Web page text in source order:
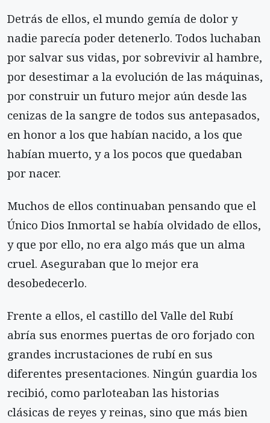
Detrás de ellos, el mundo gemía de dolor y
nadie parecía poder detenerlo. Todos luchaban
por salvar sus vidas, por sobrevivir al hambre,
por desestimar a la evolución de las máquinas,
por construir un futuro mejor aún desde las
cenizas de la sangre de todos sus antepasados,
en honor a los que habían nacido, a los que
habían muerto, y a los pocos que quedaban
por nacer.
Muchos de ellos continuaban pensando que el
Único Dios Inmortal se había olvidado de ellos,
y que por ello, no era algo más que un alma
cruel. Aseguraban que lo mejor era
desobedecerlo.
Frente a ellos, el castillo del Valle del Rubí
abría sus enormes puertas de oro forjado con
grandes incrustaciones de rubí en sus
diferentes presentaciones. Ningún guardia los
recibió, como parloteaban las historias
clásicas de reyes y reinas, sino que más bien